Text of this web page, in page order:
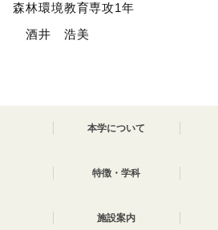
森林環境教育専攻1年
酒井 浩美
本学について
特徴・学科
施設案内